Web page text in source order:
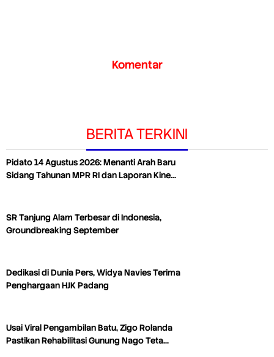
Komentar
BERITA TERKINI
Pidato 14 Agustus 2026: Menanti Arah Baru
Sidang Tahunan MPR RI dan Laporan Kine…
SR Tanjung Alam Terbesar di Indonesia,
Groundbreaking September
Dedikasi di Dunia Pers, Widya Navies Terima
Penghargaan HJK Padang
Usai Viral Pengambilan Batu, Zigo Rolanda
Pastikan Rehabilitasi Gunung Nago Teta…